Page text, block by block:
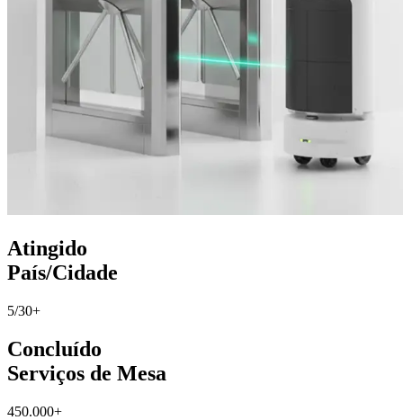
Atingido
País/Cidade
5/30+
Concluído
Serviços de Mesa
450.000+